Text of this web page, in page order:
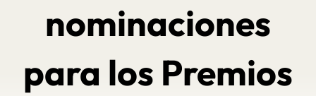
nominaciones
para los Premios